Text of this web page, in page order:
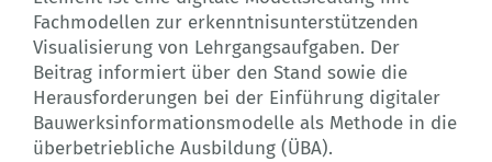
Fachmodellen zur erkenntnisunterstützenden
Visualisierung von Lehrgangsaufgaben. Der
Beitrag informiert über den Stand sowie die
Herausforderungen bei der Einführung digitaler
Bauwerksinformationsmodelle als Methode in die
überbetriebliche Ausbildung (ÜBA).